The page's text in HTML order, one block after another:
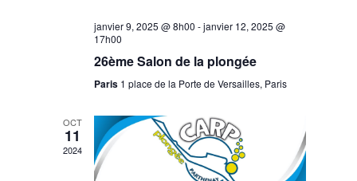
janvier 9, 2025 @ 8h00 -janvier 12, 2025 @
17h00
26ème Salon de la plongée
Paris 1 place de la Porte de Versailles, Paris
OCT
11
2024